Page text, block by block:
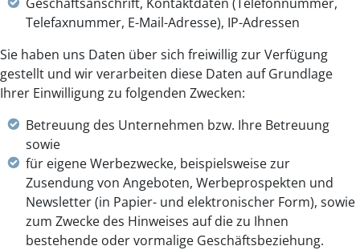
Telefaxnummer, E-Mail-Adresse), IP-Adressen
Sie haben uns Daten über sich freiwillig zur Verfügung
gestellt und wir verarbeiten diese Daten auf Grundlage
Ihrer Einwilligung zu folgenden Zwecken:
Betreuung des Unternehmen bzw. Ihre Betreuung
sowie
für eigene Werbezwecke, beispielsweise zur
Zusendung von Angeboten, Werbeprospekten und
Newsletter (in Papier- und elektronischer Form), sowie
zum Zwecke des Hinweises auf die zu Ihnen
bestehende oder vormalige Geschäftsbeziehung.